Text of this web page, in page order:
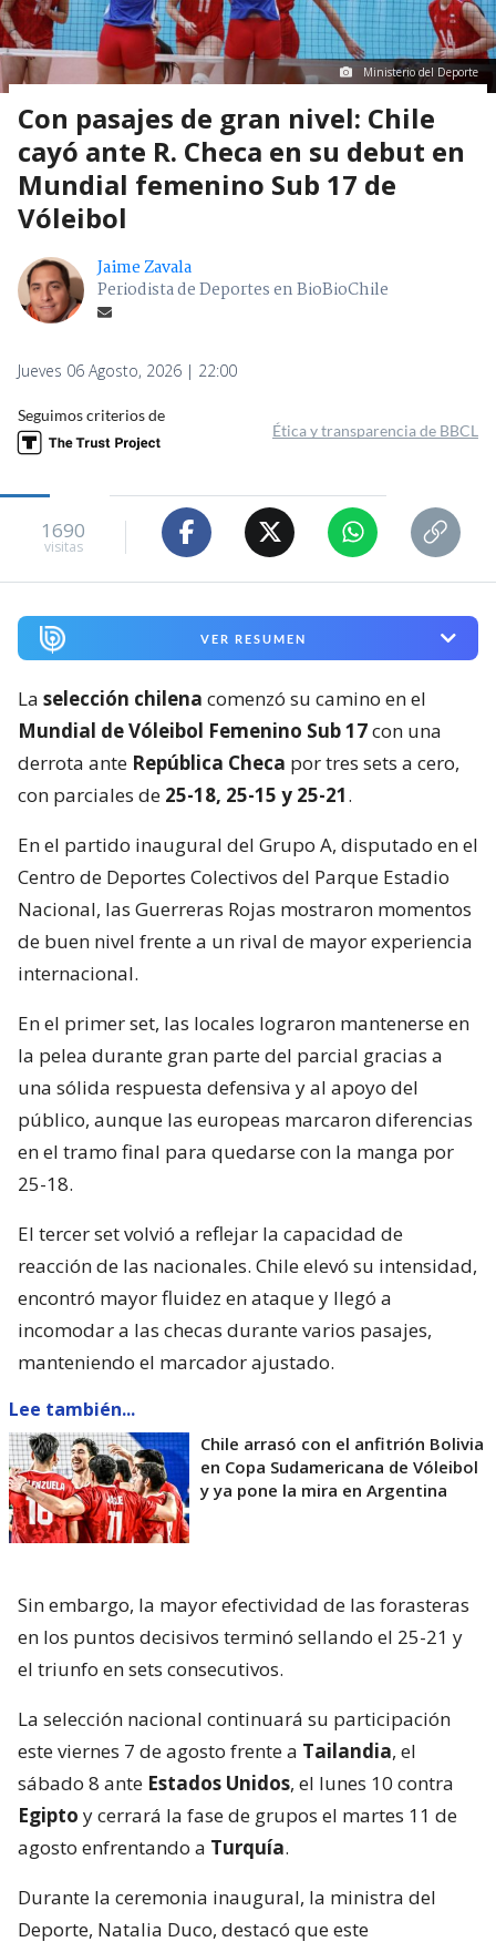
Ministerio del Deporte
Con pasajes de gran nivel: Chile
cayó ante R. Checa en su debut en
Mundial femenino Sub 17 de
Vóleibol
Jaime Zavala
Periodista de Deportes en BioBioChile
Jueves 06 Agosto, 2026 | 22:00
Seguimos criterios de
Ética y transparencia de BBCL
1690
visitas
VER RESUMEN
La selección chilena comenzó su camino en el
Mundial de Vóleibol Femenino Sub 17con una
derrota ante República Checa por tres sets a cero,
con parciales de 25-18, 25-15 y 25-21.
En el partido inaugural del Grupo A, disputado en el
Centro de Deportes Colectivos del Parque Estadio
Nacional, las Guerreras Rojas mostraron momentos
de buen nivel frente a un rival de mayor experiencia
internacional.
En el primer set, las locales lograron mantenerse en
la pelea durante gran parte del parcial gracias a
una sólida respuesta defensiva y al apoyo del
público, aunque las europeas marcaron diferencias
en el tramo final para quedarse con la manga por
25-18.
El tercer set volvió a reflejar la capacidad de
reacción de las nacionales. Chile elevó su intensidad,
encontró mayor fluidez en ataque y llegó a
incomodar a las checas durante varios pasajes,
manteniendo el marcador ajustado.
Lee también...
Chile arrasó con el anfitrión Bolivia
en Copa Sudamericana de Vóleibol
y ya pone la mira en Argentina
Sin embargo, la mayor efectividad de las forasteras
en los puntos decisivos terminó sellando el 25-21 y
el triunfo en sets consecutivos.
La selección nacional continuará su participación
este viernes 7 de agosto frente a Tailandia, el
sábado 8 ante Estados Unidos, el lunes 10 contra
Egipto y cerrará la fase de grupos el martes 11 de
agosto enfrentando a Turquía.
Durante la ceremonia inaugural, la ministra del
Deporte, Natalia Duco, destacó que este